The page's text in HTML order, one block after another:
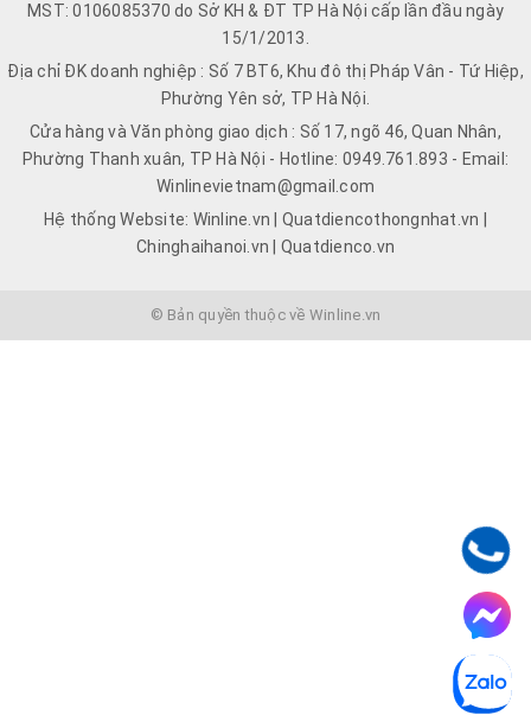
MST: 0106085370 do Sở KH & ĐT TP Hà Nội cấp lần đầu ngày
15/1/2013.
Địa chỉ ĐK doanh nghiệp : Số 7 BT6, Khu đô thị Pháp Vân - Tứ Hiệp,
Phường Yên sở, TP Hà Nội.
Cửa hàng và Văn phòng giao dịch : Số 17, ngõ 46, Quan Nhân,
Phường Thanh xuân, TP Hà Nội - Hotline: 0949.761.893 - Email:
Winlinevietnam@gmail.com
Hệ thống Website: Winline.vn | Quatdiencothongnhat.vn |
Chinghaihanoi.vn | Quatdienco.vn
© Bản quyền thuộc về Winline.vn